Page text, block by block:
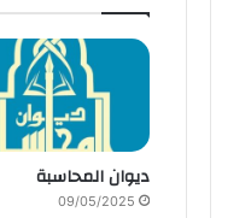
ديوان المحاسبة
09/05/2025